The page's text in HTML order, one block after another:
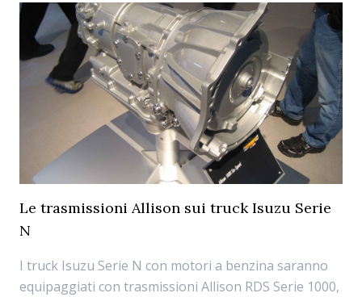
Le trasmissioni Allison sui truck Isuzu Serie
N
I truck Isuzu Serie N con motori a benzina saranno
equipaggiati con trasmissioni Allison RDS Serie 1000,